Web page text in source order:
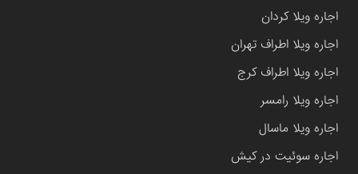
اجاره ویلا کردان
اجاره ویلا اطراف تهران
اجاره ویلا اطراف کرج
اجاره ویلا رامسر
اجاره ویلا ماسال
اجاره سوئیت در کیش